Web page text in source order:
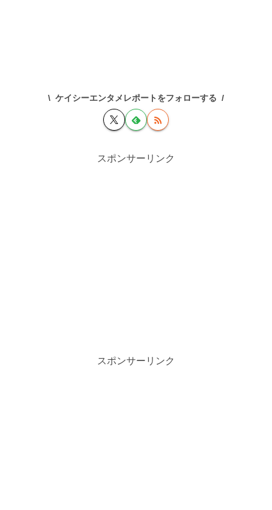
ケイシーエンタメレポートをフォローする
スポンサーリンク
スポンサーリンク